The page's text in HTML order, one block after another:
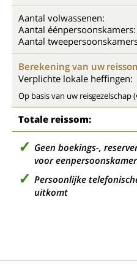
Aantal volwassenen:
Aantal éénpersoonskamers:
Aantal
Berekening van uw
Verplichte lokale heffingen:
Op basis van uw reisgezelschap
Totale reissom:
Geen boekings-,
voor
Persoonlijke
uitkomt